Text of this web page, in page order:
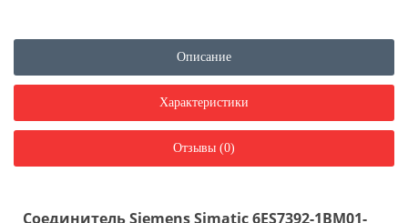
Описание
Характеристики
Отзывы (0)
Cоединитель Siemens Simatic 6ES7392-1BM01-